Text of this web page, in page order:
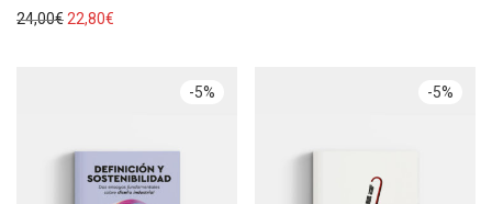
24,00€ 22,80€
-5% -5%